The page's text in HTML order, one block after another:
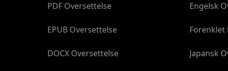
PDF Oversettelse
EPUB Oversettelse
DOCX Oversettelse
Engelsk
Forenklet
Japansk